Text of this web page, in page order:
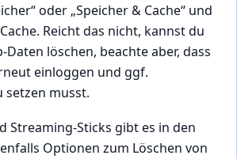
oder „Speicher & Cache“ und
Reicht das nicht, kannst du
Daten löschen, beachte aber, dass
einloggen und ggf.
setzen musst.
Streaming-Sticks gibt es in den
Optionen zum Löschen von